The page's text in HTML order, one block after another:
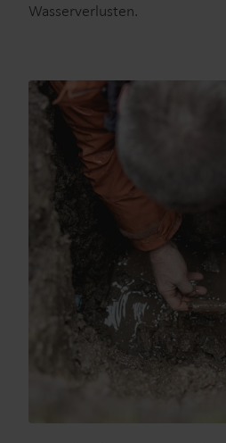
Wasserverlusten.